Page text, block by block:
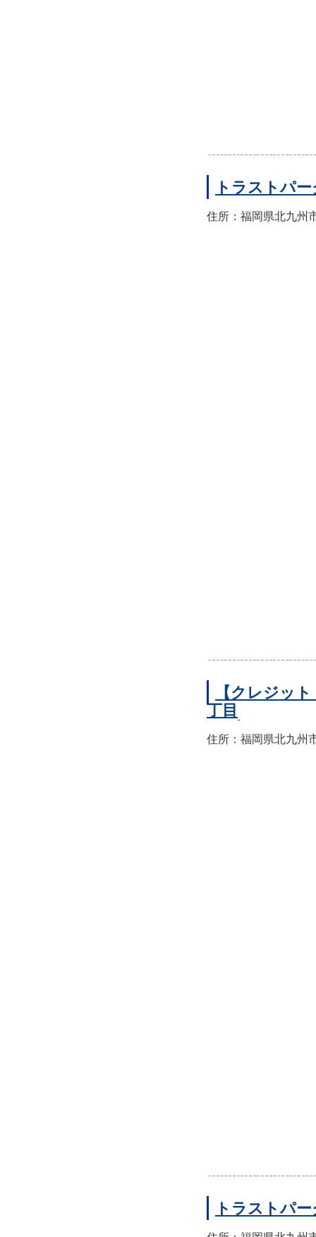
トラストパ
住所：福岡県北九州
【クレジッ
丁目
住所：福岡県北九州
トラストパ